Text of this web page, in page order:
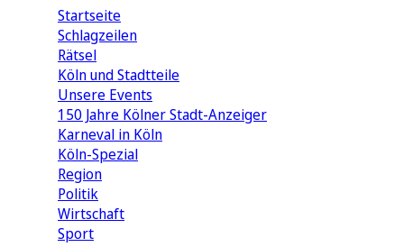
Startseite
Schlagzeilen
Rätsel
Köln und Stadtteile
Unsere Events
150 Jahre Kölner Stadt-Anzeiger
Karneval in Köln
Köln-Spezial
Region
Politik
Wirtschaft
Sport